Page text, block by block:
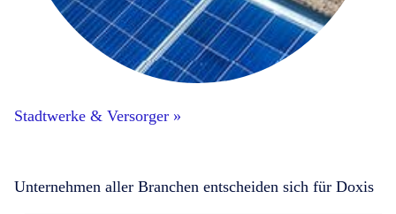
Stadtwerke & Versorger »
Unternehmen aller Branchen entscheiden sich für Doxis